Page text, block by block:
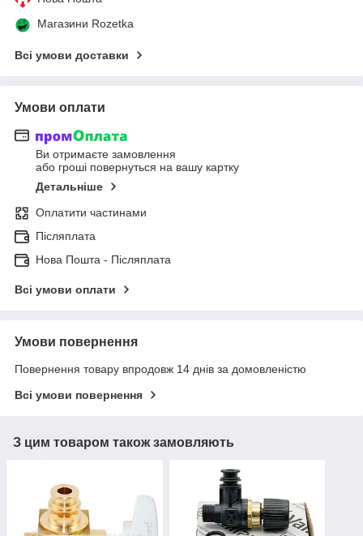
Магазини Rozetka
Всі умови доставки
Умови оплати
Ви отримаєте замовлення
або гроші повернуться на вашу картку
Детальніше
Оплатити частинами
Післяплата
Нова Пошта - Післяплата
Всі умови оплати
Умови повернення
Повернення товару впродовж 14 днів за домовленістю
Всі умови повернення
З цим товаром також замовляють